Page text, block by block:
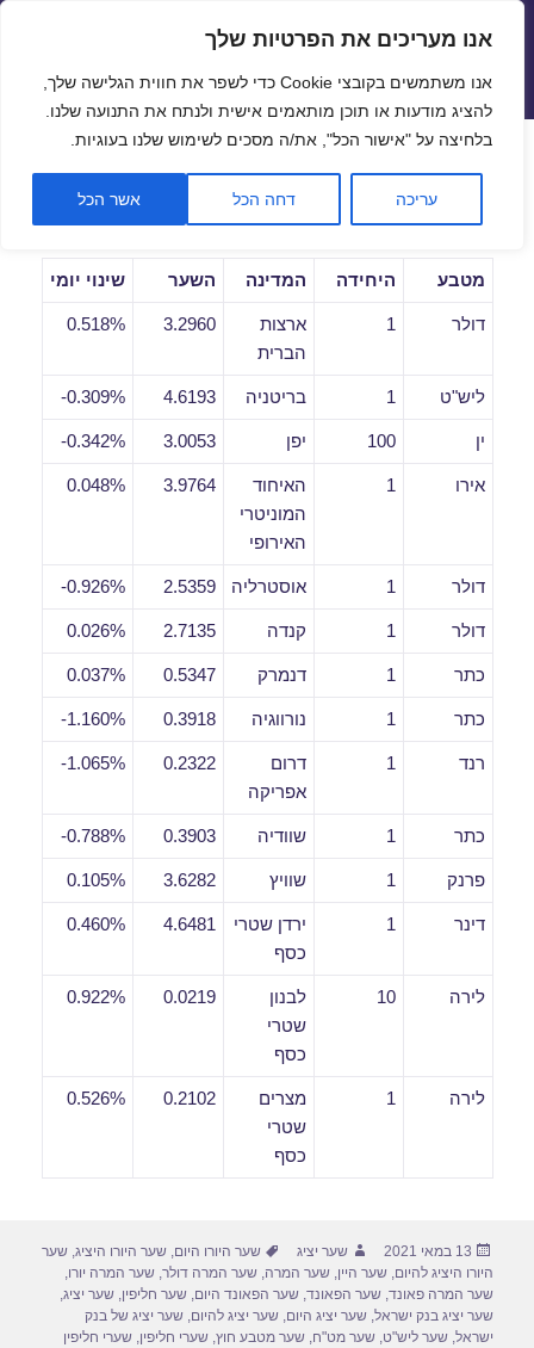
פתח
אנו מעריכים את הפרטיות שלך
אנו משתמשים בקובצי Cookie כדי לשפר את חווית הגלישה שלך,
להציג מודעות או תוכן מותאמים אישית ולנתח את התנועה שלנו.
בלחיצה על "אישור הכל", את/ה מסכים לשימוש שלנו בעוגיות.
עריכה דחה הכל אשר הכל
שערי חליפין יציגים – שער יציג
תפריטים
ווידג'טים
שערי חליפין יומיים לתאריך
13/05/2021
מטבע היחידה המדינה השער שינוי יומי
דולר 1
ארצות
הברית
3.2960
0.518%
ליש"ט 1 בריטניה 4.6193
0.309%-
ין 100 יפן 3.0053
0.342%-
אירו 1
האיחוד
המוניטרי
האירופי
3.9764
0.048%
דולר 1 אוסטרליה 2.5359
0.926%-
דולר 1 קנדה 2.7135
0.026%
כתר 1 דנמרק 0.5347
0.037%
כתר 1 נורווגיה 0.3918
1.160%-
רנד 1
דרום
אפריקה
0.2322
1.065%-
כתר 1 שוודיה 0.3903
0.788%-
פרנק 1 שוויץ 3.6282
0.105%
דינר 1
ירדן שטרי
כסף
4.6481
0.460%
לירה 10
לבנון
שטרי
כסף
0.0219
0.922%
לירה 1
מצרים
שטרי
כסף
0.2102
0.526%
פורסם
בתאריך
13 במאי 2021 מחבר
שער יציג תגיות
שער היורו היום,שער היורו היציג,שער
היורו היציג להיום,שער היין,שער המרה,שער המרה דולר,שער המרה יורו,
שער המרה פאונד,שער הפאונד,שער הפאונד היום,שער חליפין,שער יציג,
שער יציג בנק ישראל,שער יציג היום,שער יציג להיום,שער יציג של בנק
ישראל,שער ליש"ט,שער מט"ח,שער מטבע חוץ,שערי חליפין,שערי חליפין